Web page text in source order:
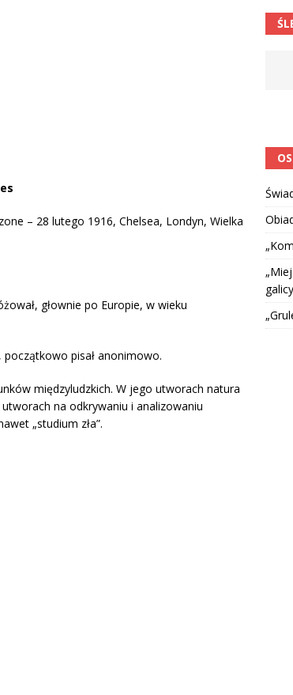
– 28 lutego 1916, Chelsea, Londyn, Wielka
głownie po Europie, w wieku
początkowo pisał anonimowo.
międzyludzkich. W jego utworach natura
na odkrywaniu i analizowaniu
„studium zła”.